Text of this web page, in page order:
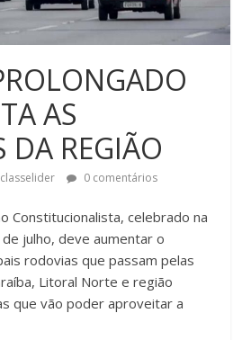
AS
DA REGIÃO
classelider 0 comentários
Constitucionalista, celebrado na
julho, deve aumentar o
rodovias que passam pelas
Litoral Norte e região
que vão poder aproveitar a